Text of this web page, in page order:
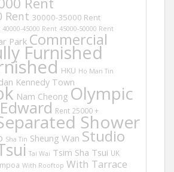
Rent 30000-35000 Rent
40000-45000 Rent 45000-50000 Rent
Park Commercial
Furnished
HKU Ho Man Tin
Kennedy Town
Nam Cheong Olympic
Rent 25000 +Shower
Sha Tin Sheung Wan Studio
Tai Wai Tsim Sha Tsui UK
With Rooftop With Tarrace